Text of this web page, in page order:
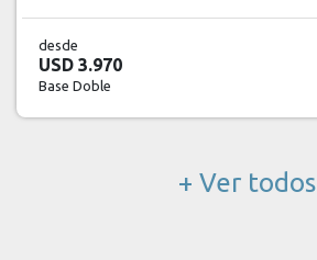
desde
USD 3.970
Base Doble
+ Ver todos